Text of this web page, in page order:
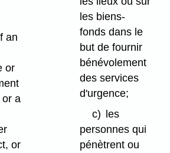
an
or
or a
or
les biens-
fonds dans le
but de fournir
bénévolement
des services
d'urgence;
c) les
personnes qui
pénètrent ou